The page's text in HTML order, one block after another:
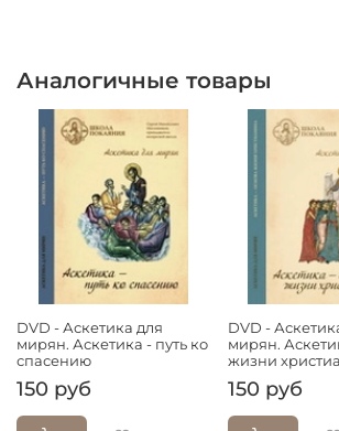
Аналогичные товары
DVD - Аскетика для
мирян. Аскетика - путь ко
спасению
150 руб
DVD -
мирян.
жизни
150 руб